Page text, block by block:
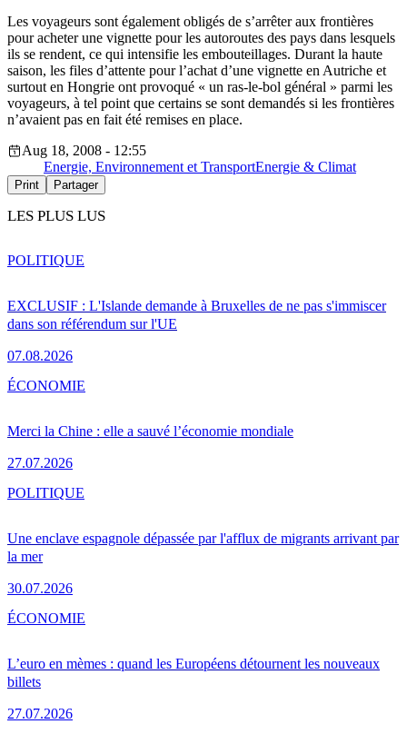
Les voyageurs sont également obligés de s’arrêter aux frontières
pour acheter une vignette pour les autoroutes des pays dans lesquels
ils se rendent, ce qui intensifie les embouteillages. Durant la haute
saison, les files d’attente pour l’achat d’une vignette en Autriche et
surtout en Hongrie ont provoqué « un ras-le-bol général » parmi les
voyageurs, à tel point que certains se sont demandés si les frontières
n’avaient pas en fait été remises en place.
Aug 18, 2008 - 12:55
Energie, Environnement et TransportEnergie & Climat
Print Partager
LES PLUS LUS
EXCLUSIF : L'Islande demande à Bruxelles de ne pas s'immiscer
dans son référendum sur l'UE
07.08.2026
POLITIQUE
Merci la Chine : elle a sauvé l’économie mondiale
27.07.2026
ÉCONOMIE
Une enclave espagnole dépassée par l'afflux de migrants arrivant par
la mer
30.07.2026
POLITIQUE
L’euro en mèmes : quand les Européens détournent les nouveaux
billets
27.07.2026
ÉCONOMIE